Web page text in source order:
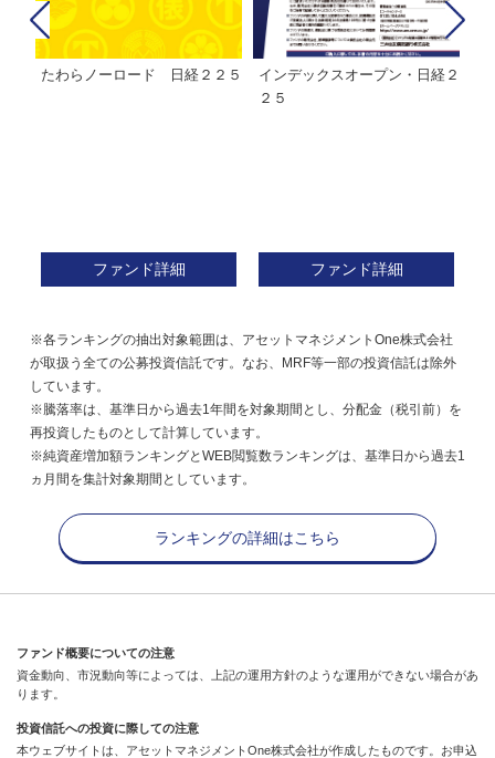
たわらノーロード 日経２２５
ファンド詳細
インデックスオープン・日経２
２５
ファンド詳細
※各ランキングの抽出対象範囲は、アセットマネジメントOne株式会社
が取扱う全ての公募投資信託です。なお、MRF等一部の投資信託は除外
しています。
※騰落率は、基準日から過去1年間を対象期間とし、分配金（税引前）を
再投資したものとして計算しています。
※純資産増加額ランキングとWEB閲覧数ランキングは、基準日から過去1
ヵ月間を集計対象期間としています。
ランキングの詳細はこちら
ファンド概要についての注意
資金動向、市況動向等によっては、上記の運用方針のような運用ができない場合があ
ります。
投資信託への投資に際しての注意
本ウェブサイトは、アセットマネジメントOne株式会社が作成したものです。お申込